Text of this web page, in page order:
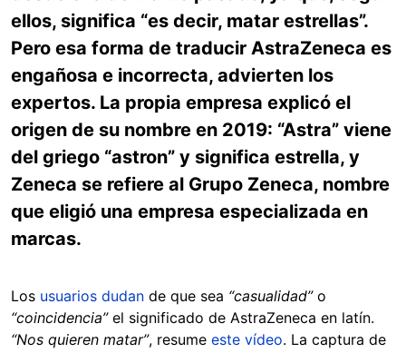
ellos, significa “es decir, matar estrellas”.
Pero esa forma de traducir AstraZeneca es
engañosa e incorrecta, advierten los
expertos. La propia empresa explicó el
origen de su nombre en 2019: “Astra” viene
del griego “astron” y significa estrella, y
Zeneca se refiere al Grupo Zeneca, nombre
que eligió una empresa especializada en
marcas.
Los usuarios dudan de que sea “casualidad”o
“coincidencia”el significado de AstraZeneca en latín.
“Nos quieren matar”, resume este vídeo. La captura de